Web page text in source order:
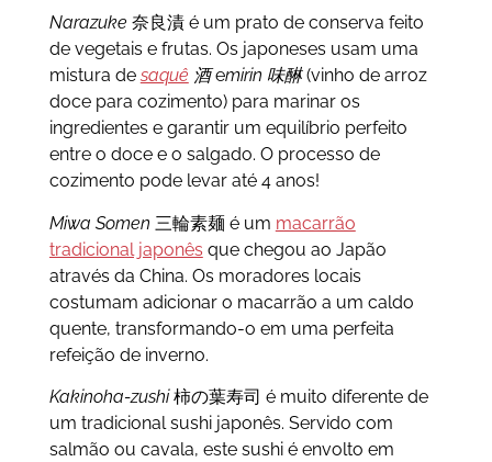
Narazuke 奈良漬 é um prato de conserva feito
de vegetais e frutas. Os japoneses usam uma
mistura de saquê 酒emirin 味醂(vinho de arroz
doce para cozimento) para marinar os
ingredientes e garantir um equilíbrio perfeito
entre o doce e o salgado. O processo de
cozimento pode levar até 4 anos!
Miwa Somen 三輪素麺 é um macarrão
tradicional japonês que chegou ao Japão
através da China. Os moradores locais
costumam adicionar o macarrão a um caldo
quente, transformando-o em uma perfeita
refeição de inverno.
Kakinoha-zushi柿の葉寿司 é muito diferente de
um tradicional sushi japonês. Servido com
salmão ou cavala, este sushi é envolto em